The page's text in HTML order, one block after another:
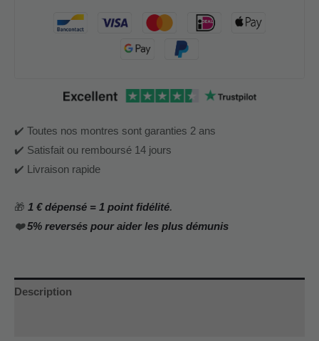
✔️ Toutes nos montres sont garanties 2 ans
✔️ Satisfait ou remboursé 14 jours
✔️ Livraison rapide
🎁 1 € dépensé = 1 point fidélité.
❤️5% reversés pour aider les plus démunis
Description